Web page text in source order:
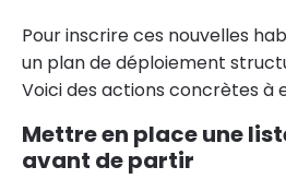
Pour inscrire ces nouvelles
un plan de déploiement
Voici des actions concrètes à
Mettre en place une
avant de partir